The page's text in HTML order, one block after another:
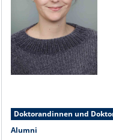
Doktorandinnen und
Alumni